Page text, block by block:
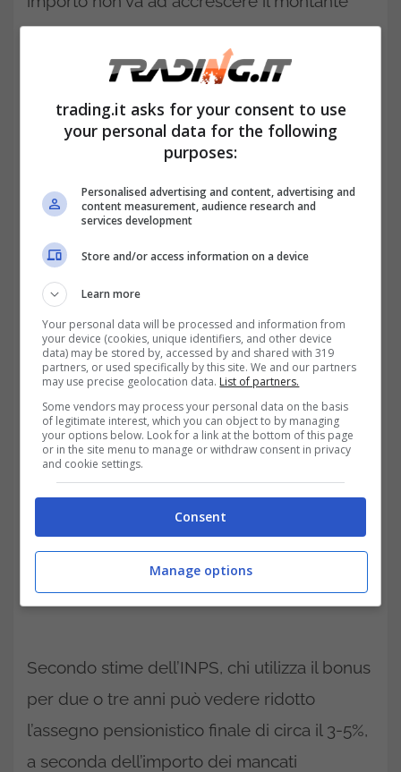
contributivo, ovvero quella base su cui si
calcola la futura pensione. E qui cominciano
Il bonus Giorgetti fa salire lo stipendio subito ma riduce
Secondo stime dell’INPS, chi utilizza il bonus
per due o tre anni può vedere ridotto
l’assegno pensionistico finale di circa il 3-5%,
a seconda dell’importo dei mancati
trading.it asks for your consent to use
your personal data for the following
purposes:
Personalised advertising and content, advertising and
content measurement, audience research and
services development
Store and/or access information on a device
Learn more
Your personal data will be processed and information from
your device (cookies, unique identifiers, and other device
data) may be stored by, accessed by and shared with 319
partners, or used specifically by this site. We and our partners
may use precise geolocation data. List of partners.
Some vendors may process your personal data on the basis
of legitimate interest, which you can object to by managing
your options below. Look for a link at the bottom of this page
or in the site menu to manage or withdraw consent in privacy
and cookie settings.
Consent
Manage options